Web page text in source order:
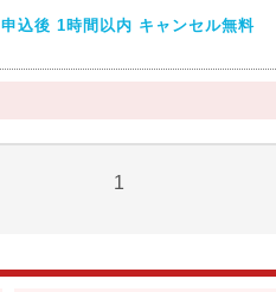
申込後 1時間以内 キャンセル無料
1